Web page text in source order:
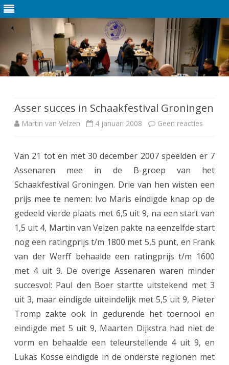
de
inhoud
Asser succes in Schaakfestival Groningen
Martin van Velzen 4 januari 2008 Geen reacties
A
e
r
u
c
c
s
i
Van 21 tot en met 30 december 2007 speelden er 7
Assenaren mee in de B-groep van het
Schaakfestival Groningen. Drie van hen wisten een
prijs mee te nemen: Ivo Maris eindigde knap op de
gedeeld vierde plaats met 6,5 uit 9, na een start van
1,5 uit 4, Martin van Velzen pakte na eenzelfde start
nog een ratingprijs t/m 1800 met 5,5 punt, en Frank
van der Werff behaalde een ratingprijs t/m 1600
met 4 uit 9. De overige Assenaren waren minder
succesvol: Paul den Boer startte uitstekend met 3
uit 3, maar eindigde uiteindelijk met 5,5 uit 9, Pieter
Tromp zakte ook in gedurende het toernooi en
eindigde met 5 uit 9, Maarten Dijkstra had niet de
vorm en behaalde een teleurstellende 4 uit 9, en
Lukas Kosse eindigde in de onderste regionen met